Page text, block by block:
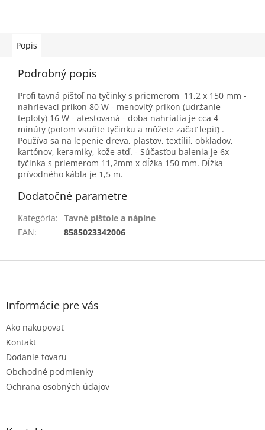
Popis
Podrobný popis
Profi tavná pištoľ na tyčinky s priemerom 11,2 x 150 mm -
nahrievací príkon 80 W - menovitý príkon (udržanie
teploty) 16 W - atestovaná - doba nahriatia je cca 4
minúty (potom vsuňte tyčinku a môžete začať lepiť) .
Používa sa na lepenie dreva, plastov, textílií, obkladov,
kartónov, keramiky, kože atď. - Súčasťou balenia je 6x
tyčinka s priemerom 11,2mm x dĺžka 150 mm. Dĺžka
prívodného kábla je 1,5 m.
Dodatočné parametre
Kategória: Tavné pištole a náplne
EAN: 8585023342006
Z
Informácie pre vás
Ako nakupovať
Kontakt
Dodanie tovaru
Obchodné podmienky
Ochrana osobných údajov